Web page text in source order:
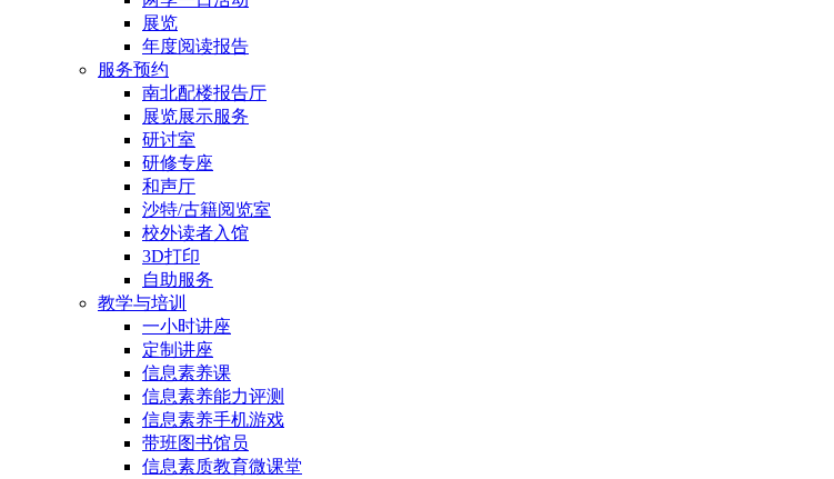
展览
年度阅读报告
服务预约
南北配楼报告厅
展览展示服务
研讨室
研修专座
和声厅
沙特/古籍阅览室
校外读者入馆
3D打印
自助服务
教学与培训
一小时讲座
定制讲座
信息素养课
信息素养能力评测
信息素养手机游戏
带班图书馆员
信息素质教育微课堂